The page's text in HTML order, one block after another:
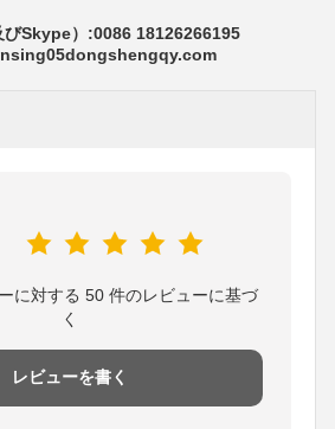
Skype）:0086 18126266195
に対する 50 件のレビューに基づ
く
レビューを書く